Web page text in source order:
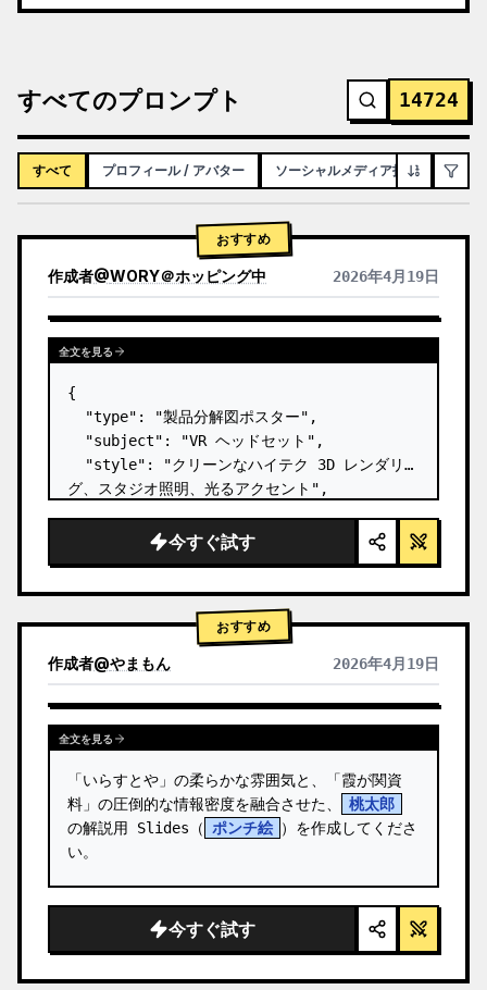
すべてのプロンプト 14724
すべて プロフィール / アバター ソーシャルメディア投稿 イン
おすすめ
作成者@WORY＠ホッピング中 2026年4月19日
全文を見る
{
  "type": "製品分解図ポスター",
  "subject": "VR ヘッドセット",
  "style": "クリーンなハイテク 3D レンダリン
グ、スタジオ照明、光るアクセント",
のグラデーション ",
  "header": {
name\" default=\"…
今すぐ試す
おすすめ
作成者@やまもん 2026年4月19日
他のモデルの結果を表示
全文を見る
「いらすとや」の柔らかな雰囲気と、「霞が関資
料」の圧倒的な情報密度を融合させた、
桃太郎
の解説用 Slides（
ポンチ絵 ）を作成してくださ
い。
今すぐ試す